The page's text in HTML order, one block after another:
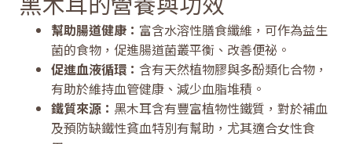
幫助腸道健康： 富含水溶性膳食纖維，可作為益生
菌的食物，促進腸道菌叢平衡、改善便祕。
促進血液循環： 含有天然植物膠與多酚類化合物，
有助於維持血管健康、減少血脂堆積。
鐵質來源： 黑木耳含有豐富植物性鐵質，對於補血
及預防缺鐵性貧血特別有幫助，尤其適合女性食